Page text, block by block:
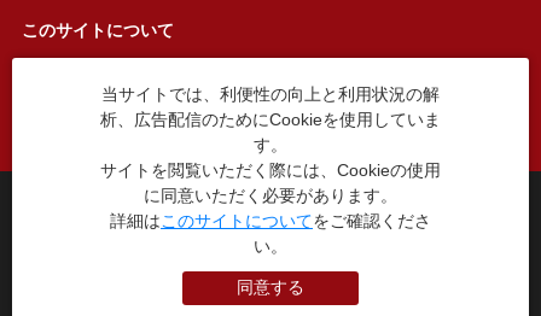
このサイトについて
このサイトについて 広告掲載について
お問い合わせ
台東区役所観光課
〒110-8615 東京都台東区東上野4丁目5番6号
TEL：03-5246-1151
本WEBサイトに掲就されている全データについて無断転載・引用を禁じます。
当サイトでは、利便性の向上と利用状況の解
析、広告配信のためにCookieを使用していま
す。
サイトを閲覧いただく際には、Cookieの使用
に同意いただく必要があります。
詳細はこのサイトについてをご確認くださ
い。
同意する